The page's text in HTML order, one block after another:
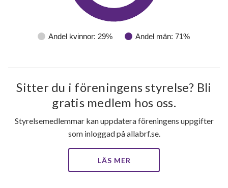
Andel kvinnor: 29% Andel män: 71%
Sitter du i föreningens styrelse? Bli
gratis medlem hos oss.
Styrelsemedlemmar kan uppdatera föreningens uppgifter
som inloggad på allabrf.se.
LÄS MER